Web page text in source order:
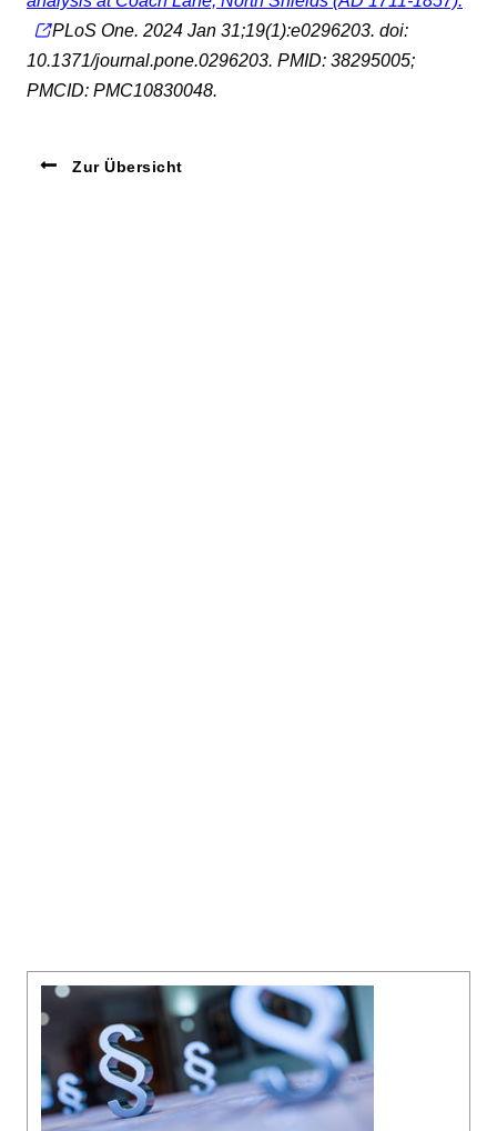
PLoS One. 2024 Jan 31;19(1):e0296203. doi:
10.1371/journal.pone.0296203. PMID: 38295005;
PMCID: PMC10830048.
Zur Übersicht